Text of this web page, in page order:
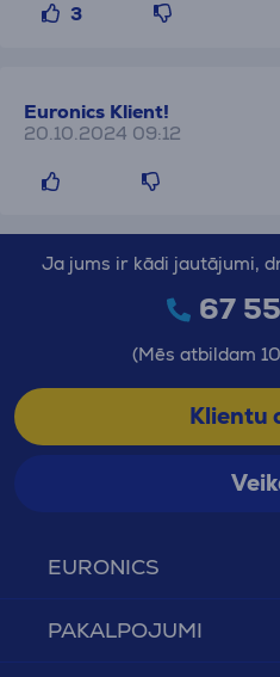
3
Euronics Klient!
20.10.2024 09:12
EURONICS
PAKALPOJUMI
Ja jums ir kādi jautājumi,
67
(Mēs atbildam
Klientu